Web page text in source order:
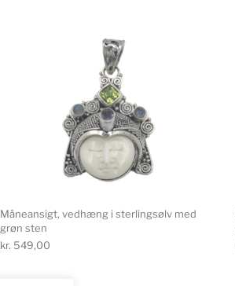
Måneansigt, vedhæng i sterlingsølv med
grøn sten
kr. 549,00